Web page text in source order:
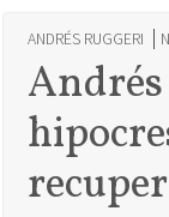
ANDRÉS RUGGERI